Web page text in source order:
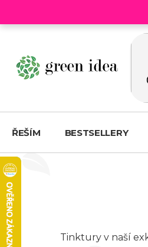
ŘEŠÍM BESTSELLERY
Tinktury v naší